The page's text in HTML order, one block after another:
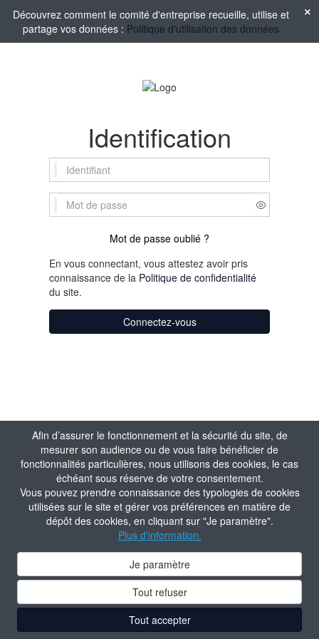
Afin d’assurer le fonctionnement et la sécurité du site, de
mesurer son audience ou de vous faire bénéficier de
fonctionnalités particulières, nous utilisons des cookies, le cas
échéant sous réserve de votre consentement.
Vous pouvez prendre connaissance des typologies de cookies
utilisées sur le site et gérer vos préférences en matière de
dépôt des cookies, en cliquant sur "Je paramètre".
Plus d'information.
Je paramètre
Tout refuser
Tout accepter
Découvrez comment le comité d'entreprise recueille, utilise et
partage vos données : Politique d'utilisation des données
Identification
Mot de passe oublié ?
En vous connectant, vous attestez avoir pris
connaissance de la Politique de confidentialité
du site.
Connectez-vous